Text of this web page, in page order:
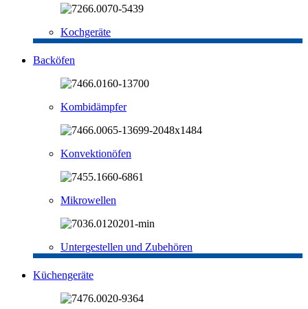
Kochgeräte
Backöfen
Kombidämpfer
Konvektionöfen
Mikrowellen
Untergestellen und Zubehören
Küchengeräte